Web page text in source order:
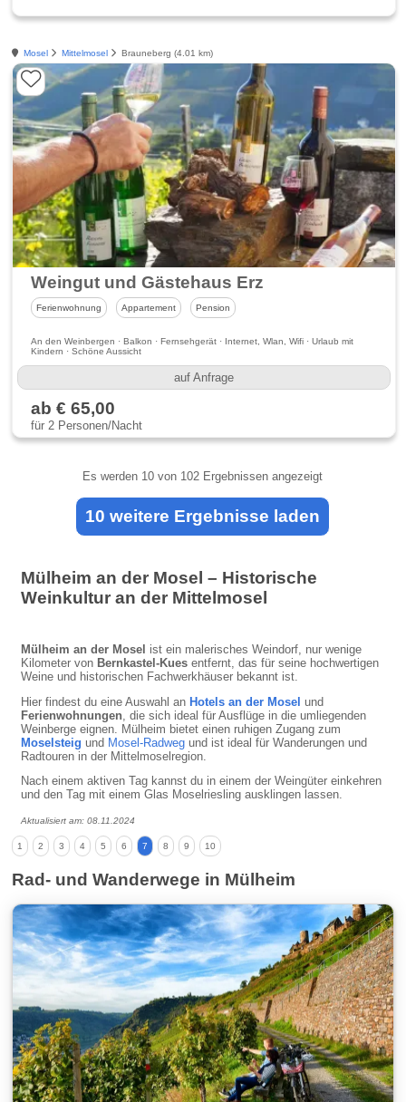
Mosel Mittelmosel Brauneberg (4.01 km)
Weingut und Gästehaus Erz
Ferienwohnung Appartement Pension
An den Weinbergen · Balkon · Fernsehgerät · Internet, Wlan, Wifi · Urlaub mit
Kindern · Schöne Aussicht
auf Anfrage
ab € 65,00
für 2 Personen/Nacht
Es werden 10 von 102 Ergebnissen angezeigt
10 weitere Ergebnisse laden
Mülheim an der Mosel – Historische
Weinkultur an der Mittelmosel
Mülheim an der Mosel ist ein malerisches Weindorf, nur wenige
Kilometer von Bernkastel-Kues entfernt, das für seine hochwertigen
Weine und historischen Fachwerkhäuser bekannt ist.
Hier findest du eine Auswahl anHotels an der Mosel und
Ferienwohnungen , die sich ideal für Ausflüge in die umliegenden
Weinberge eignen. Mülheim bietet einen ruhigen Zugang zum
Moselsteig und Mosel-Radweg und ist ideal für Wanderungen und
Radtouren in der Mittelmoselregion.
Nach einem aktiven Tag kannst du in einem der Weingüter einkehren
und den Tag mit einem Glas Moselriesling ausklingen lassen.
Aktualisiert am: 08.11.2024
1 2 3 4 5 6 7 8 9 10
Rad- und Wanderwege in Mülheim